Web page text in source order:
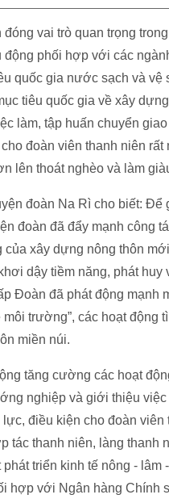
vai trò quan trọng
phối hợp với các
quốc gia nước sạch và vệ
tiêu quốc gia về xây
làm, tập huấn chuyển
đoàn viên thanh niên
lên thoát nghèo và làm
đoàn Na Rì cho biết: Để
đoàn đã đẩy mạnh công
xây dựng nông thôn
dậy tiềm năng, phát huy
Đoàn đã phát động mạnh
môi trường”, các hoạt
miền núi.
tăng cường các hoạt
nghiệp và giới thiệu
điều kiện cho đoàn
tác thanh niên, làng thanh
triển kinh tế nông -
hợp với Ngân hàng Chính